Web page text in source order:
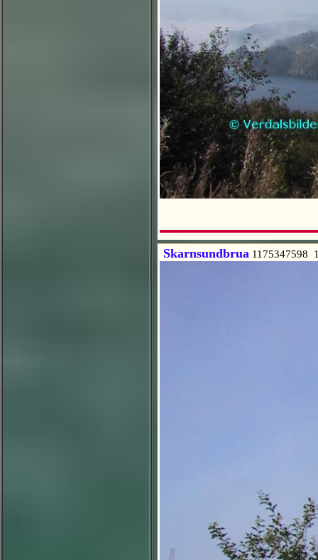
Skarnsundbrua 1175347598